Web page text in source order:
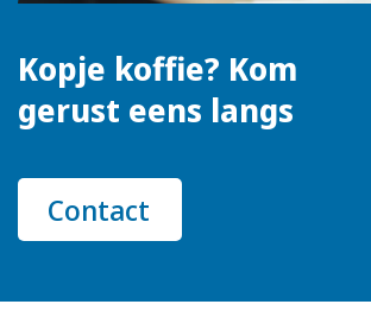
Kopje koffie? Kom
gerust eens langs
Contact